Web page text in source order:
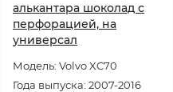
алькантара шоколад с
перфорацией, на
универсал
Модель: Volvo XC70
Года выпуска: 2007-2016